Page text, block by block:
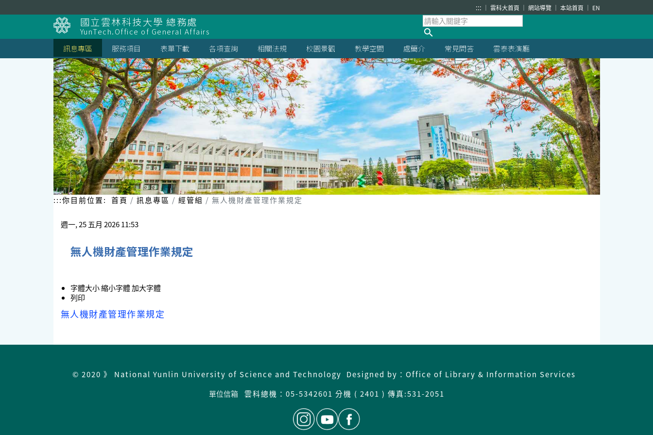
到
主
要
內
容
區
塊
::: 雲科大首頁 網站導覽 本站首頁 EN
國立雲林科技大學 總務處
YunTech.Office of General Affairs
訊息專區
服務項目 表單下載 各項查詢 相關法規 校園景觀 教學空間 處簡介 常見問答 雲泰表演廳
:::你目前位置: 首頁 訊息專區 經管組 無人機財產管理作業規定
週一, 25 五月 2026 11:53
無人機財產管理作業規定
字體大小縮小字體加大字體
列印
無人機財產管理作業規定
© 2020 》 National Yunlin University of Science and Technology Designed by：Office of Library & Information Services
單位信箱
雲科總機：05-5342601 分機 ( 2401 ) 傳真:531-2051